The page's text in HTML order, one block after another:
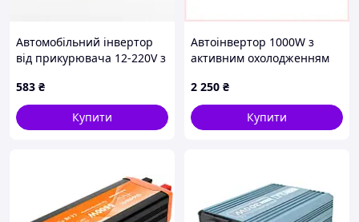
Автомобільний інвертор
від прикурювача 12-220V з
583 ₴
Купити
Автоінвертор 1000W з
активним охолодженням
2 250 ₴
Купити